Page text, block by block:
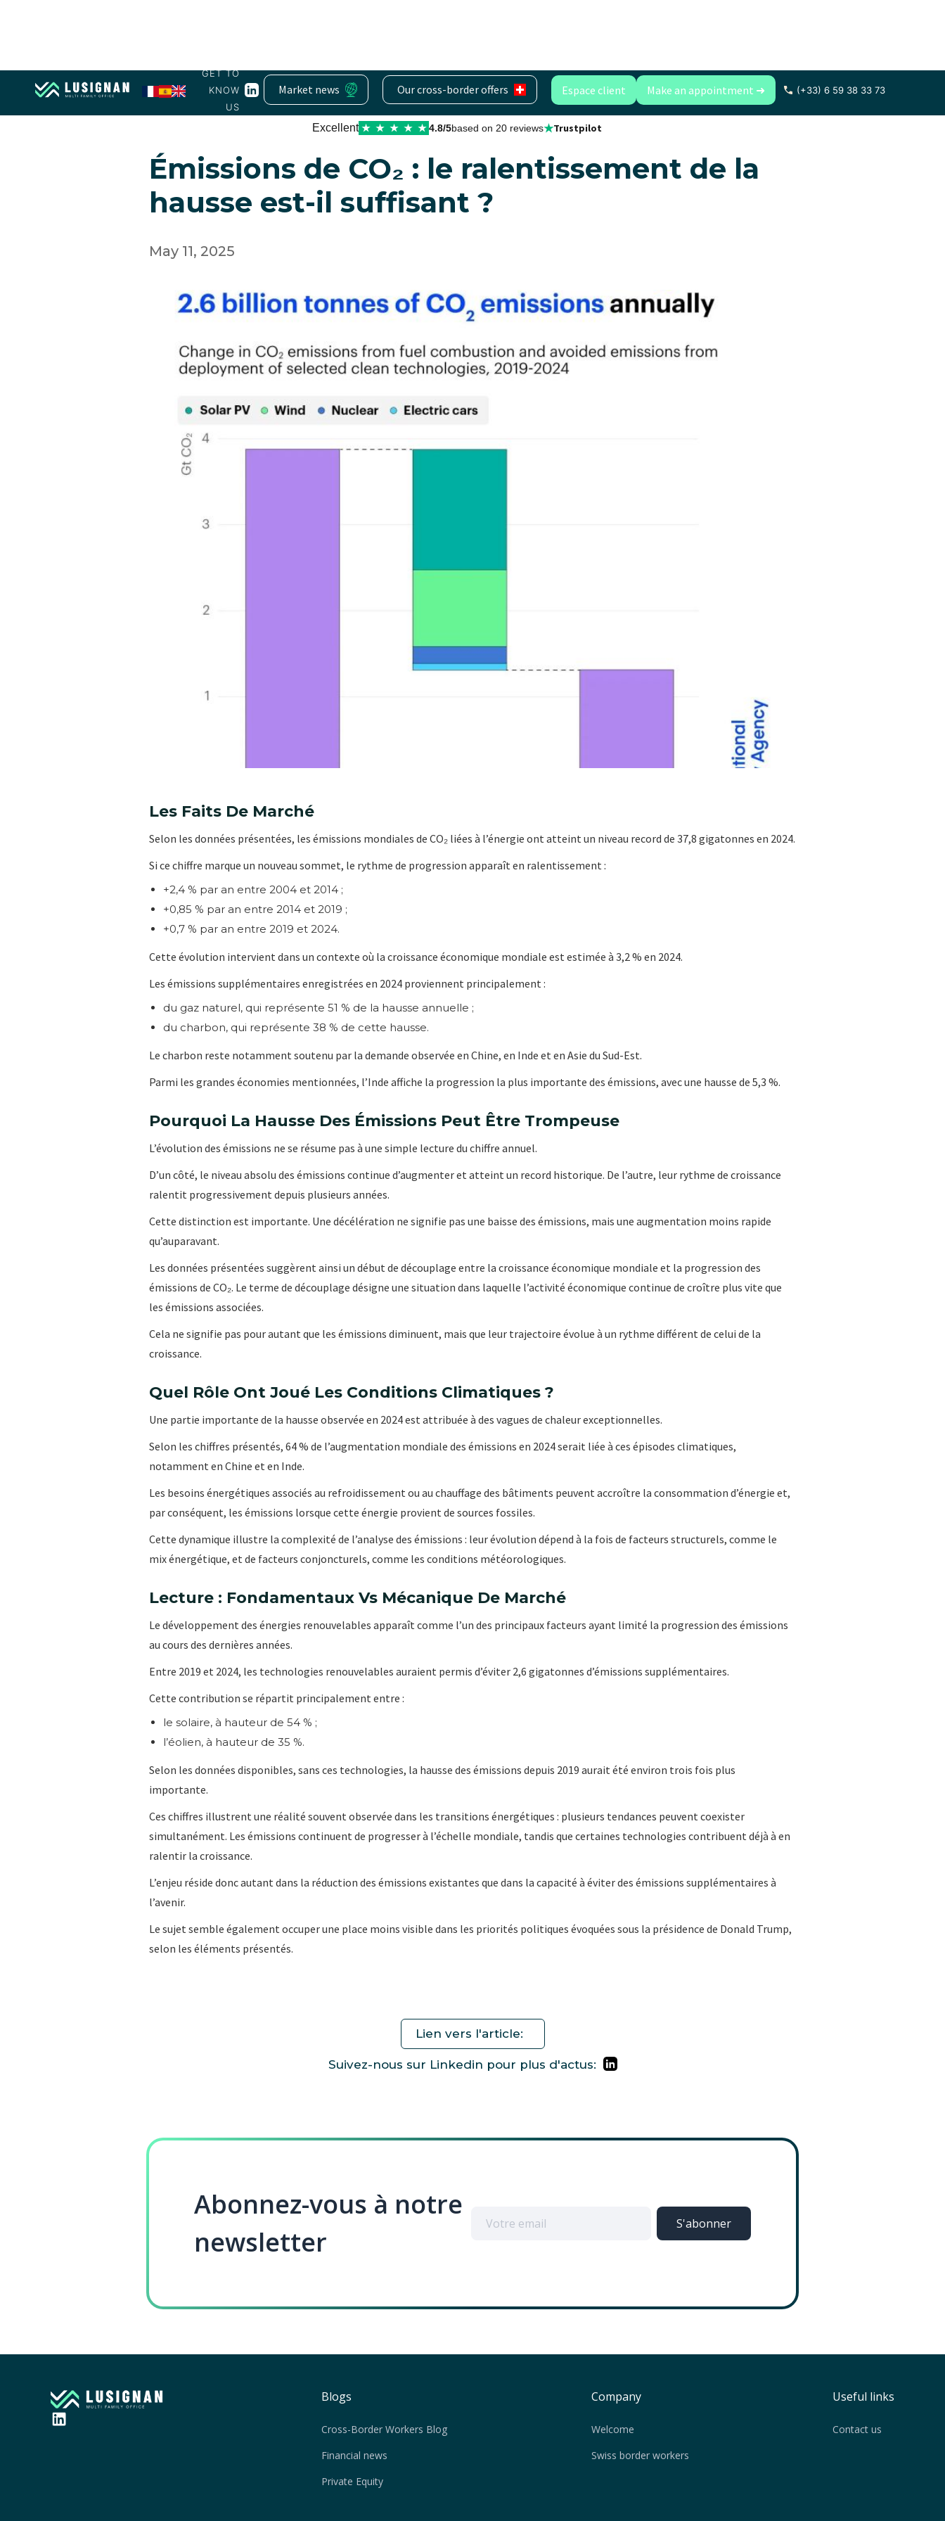
GET TO
KNOW
US
(+33) 6 59 38 33 73
Market news Our cross-border offers Espace client Make an appointment ➜
Excellent ★ ★ ★ ★ ★ 4.8/5based on 20 reviews★Trustpilot
Émissions de CO₂ : le ralentissement de la
hausse est-il suffisant ?
May 11, 2025
Les Faits De Marché
Selon les données présentées, les émissions mondiales de CO₂ liées à l’énergie ont atteint un niveau record de 37,8 gigatonnes en 2024.
Si ce chiffre marque un nouveau sommet, le rythme de progression apparaît en ralentissement :
+2,4 % par an entre 2004 et 2014 ;
+0,85 % par an entre 2014 et 2019 ;
+0,7 % par an entre 2019 et 2024.
Cette évolution intervient dans un contexte où la croissance économique mondiale est estimée à 3,2 % en 2024.
Les émissions supplémentaires enregistrées en 2024 proviennent principalement :
du gaz naturel, qui représente 51 % de la hausse annuelle ;
du charbon, qui représente 38 % de cette hausse.
Le charbon reste notamment soutenu par la demande observée en Chine, en Inde et en Asie du Sud-Est.
Parmi les grandes économies mentionnées, l’Inde affiche la progression la plus importante des émissions, avec une hausse de 5,3 %.
Pourquoi La Hausse Des Émissions Peut Être Trompeuse
L’évolution des émissions ne se résume pas à une simple lecture du chiffre annuel.
D’un côté, le niveau absolu des émissions continue d’augmenter et atteint un record historique. De l’autre, leur rythme de croissance
ralentit progressivement depuis plusieurs années.
Cette distinction est importante. Une décélération ne signifie pas une baisse des émissions, mais une augmentation moins rapide
qu’auparavant.
Les données présentées suggèrent ainsi un début de découplage entre la croissance économique mondiale et la progression des
émissions de CO₂. Le terme de découplage désigne une situation dans laquelle l’activité économique continue de croître plus vite que
les émissions associées.
Cela ne signifie pas pour autant que les émissions diminuent, mais que leur trajectoire évolue à un rythme différent de celui de la
croissance.
Quel Rôle Ont Joué Les Conditions Climatiques ?
Une partie importante de la hausse observée en 2024 est attribuée à des vagues de chaleur exceptionnelles.
Selon les chiffres présentés, 64 % de l’augmentation mondiale des émissions en 2024 serait liée à ces épisodes climatiques,
notamment en Chine et en Inde.
Les besoins énergétiques associés au refroidissement ou au chauffage des bâtiments peuvent accroître la consommation d’énergie et,
par conséquent, les émissions lorsque cette énergie provient de sources fossiles.
Cette dynamique illustre la complexité de l’analyse des émissions : leur évolution dépend à la fois de facteurs structurels, comme le
mix énergétique, et de facteurs conjoncturels, comme les conditions météorologiques.
Lecture : Fondamentaux Vs Mécanique De Marché
Le développement des énergies renouvelables apparaît comme l’un des principaux facteurs ayant limité la progression des émissions
au cours des dernières années.
Entre 2019 et 2024, les technologies renouvelables auraient permis d’éviter 2,6 gigatonnes d’émissions supplémentaires.
Cette contribution se répartit principalement entre :
le solaire, à hauteur de 54 % ;
l’éolien, à hauteur de 35 %.
Selon les données disponibles, sans ces technologies, la hausse des émissions depuis 2019 aurait été environ trois fois plus
importante.
Ces chiffres illustrent une réalité souvent observée dans les transitions énergétiques : plusieurs tendances peuvent coexister
simultanément. Les émissions continuent de progresser à l’échelle mondiale, tandis que certaines technologies contribuent déjà à en
ralentir la croissance.
L’enjeu réside donc autant dans la réduction des émissions existantes que dans la capacité à éviter des émissions supplémentaires à
l’avenir.
Le sujet semble également occuper une place moins visible dans les priorités politiques évoquées sous la présidence de Donald Trump,
selon les éléments présentés.
Lien vers l'article:
Suivez-nous sur Linkedin pour plus d'actus:
Abonnez-vous à notre
newsletter
Blogs
Cross-Border Workers Blog
Financial news
Private Equity
Company
Welcome
Swiss border workers
Useful links
Contact us